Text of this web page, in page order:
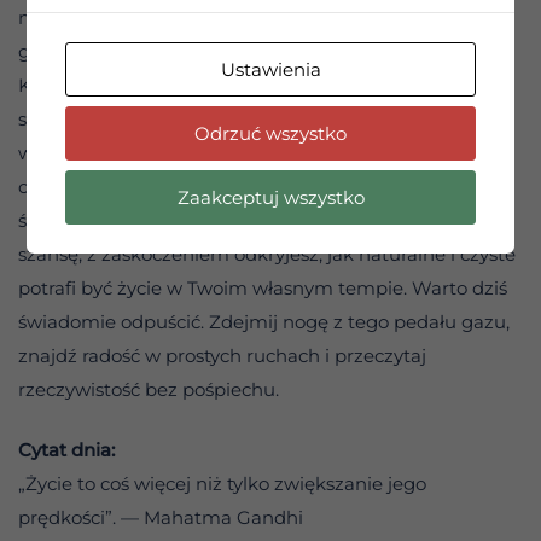
nowego wymiaru. Jedzenie wreszcie ma swój smak, a
głowa zaczyna normalnie pracować.
Kiedy nauczysz się działać spokojnie, momenty
szybkiego tempa staną się Twoim świadomym
wyborem, a nie przymusową, automatyczną reakcją na
chaos wokół. Nauka hamowania w tak rozpędzonym
świecie wymaga praktyki. Jeśli jednak dasz sobie na to
szansę, z zaskoczeniem odkryjesz, jak naturalne i czyste
potrafi być życie w Twoim własnym tempie. Warto dziś
świadomie odpuścić. Zdejmij nogę z tego pedału gazu,
znajdź radość w prostych ruchach i przeczytaj
rzeczywistość bez pośpiechu.
Cytat dnia:
„Życie to coś więcej niż tylko zwiększanie jego
prędkości”. — Mahatma Gandhi
Ustawienia
Odrzuć wszystko
Zaakceptuj wszystko